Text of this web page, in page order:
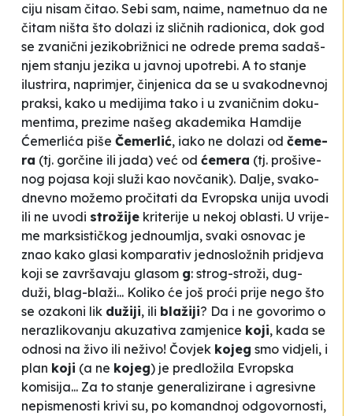
ci­ju ni­sam čitao. Se­bi sam, na­ime, na­me­tnuo da ne
čitam ni­šta što do­la­zi iz sličnih ra­di­oni­ca, dok god
se zva­nični je­zi­ko­brižni­ci ne odre­de pre­ma sa­daš­
njem sta­nju je­zi­ka u javnoj upo­tre­bi. A to sta­nje
ilus­tri­ra, na­pri­mjer, činje­ni­ca da se u sva­ko­dne­vnoj
pra­ksi, ka­ko u me­di­ji­ma ta­ko i u zva­ničnim do­ku­
men­ti­ma, pre­zi­me na­šeg aka­de­mi­ka Ham­di­je
Ćemerlića pi­še Čemer­lić, iako ne do­la­zi od čeme­
ra (tj. gorčine ili ja­da) već od ćeme­ra (tj. pro­ši­ve­
nog po­ja­sa ko­ji služi kao novčanik). Da­lje, sva­ko­
dne­vno možemo pročita­ti da Evrop­ska uni­ja uvo­di
ili ne uvo­di strožije kri­te­ri­je u ne­koj oblas­ti. U vri­je­
me mar­ksis­tičkog je­dnou­mlja, svaki osno­vac je
znao ka­ko gla­si kom­pa­ra­tiv je­dno­složnih pri­dje­va
ko­ji se za­vrša­va­ju gla­som g: strog-stroži, dug-
duži, blag-blaži... Ko­li­ko će još proći pri­je ne­go što
se oza­ko­ni lik dužiji, ili blažiji? Da i ne go­vo­ri­mo o
ne­ra­zli­ko­va­nju aku­za­ti­va za­mje­ni­ce ko­ji, ka­da se
odno­si na živo ili neživo! Čo­vjek ko­jeg smo vi­dje­li, i
plan ko­ji (a ne ko­jeg) je pre­dložila Evrop­ska
komisi­ja... Za to sta­nje ge­ne­ra­li­zi­ra­ne i agre­si­vne
ne­pi­sme­nos­ti kri­vi su, po ko­man­dnoj odgovornos­ti,